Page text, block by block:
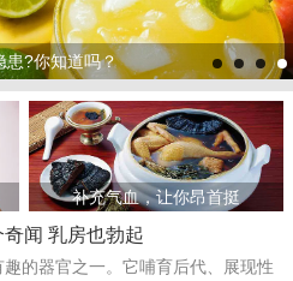
患?你知道吗？
>
补充气血，让你昂首挺
闻 乳房也勃起
的器官之一。它哺育后代、展现性